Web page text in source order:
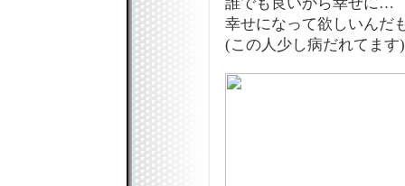
幸せになって欲しいんだ
(この人少し病だれてます)